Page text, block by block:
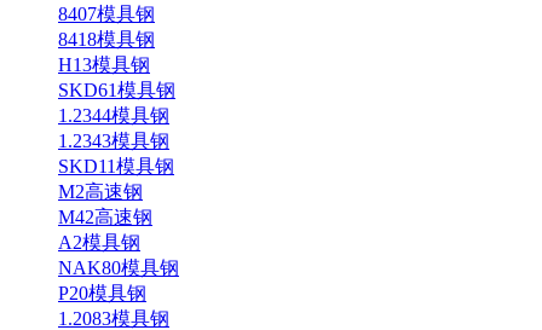
8407模具钢
8418模具钢
H13模具钢
SKD61模具钢
1.2344模具钢
1.2343模具钢
SKD11模具钢
M2高速钢
M42高速钢
A2模具钢
NAK80模具钢
P20模具钢
1.2083模具钢